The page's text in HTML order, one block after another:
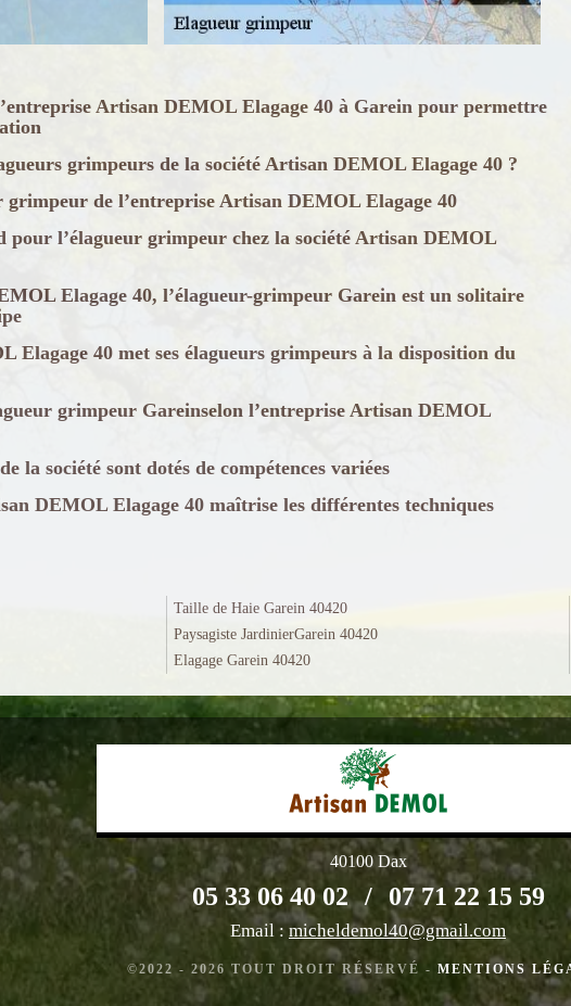
Artisan DEMOL Elagage 40 à Garein pour permettre
grimpeurs de la société Artisan DEMOL Elagage 40 ?
grimpeur de l’entreprise Artisan DEMOL Elagage 40
l’élagueur grimpeur chez la société Artisan DEMOL
Elagage 40, l’élagueur-grimpeur Garein est un solitaire
Elagage 40 met ses élagueurs grimpeurs à la disposition du
grimpeur Gareinselon l’entreprise Artisan DEMOL
la société sont dotés de compétences variées
DEMOL Elagage 40 maîtrise les différentes techniques
Taille de Haie Garein 40420
Paysagiste JardinierGarein 40420
Elagage Garein 40420
40100 Dax
05 33 06 40 02 / 07 71 22 15 59
Email : micheldemol40@gmail.com
©2022 - 2026 TOUT DROIT RÉSERVÉ - MENTIONS